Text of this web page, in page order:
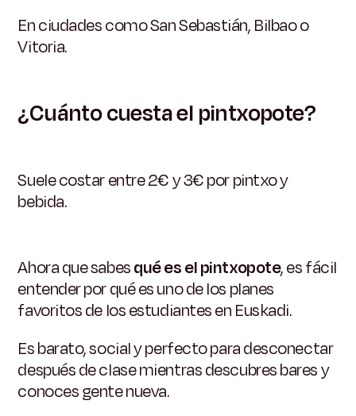
En ciudades como San Sebastián, Bilbao o
Vitoria.
¿Cuánto cuesta el pintxopote?
Suele costar entre 2€ y 3€ por pintxo y
bebida.
Ahora que sabesqué es el pintxopote, es fácil
entender por qué es uno de los planes
favoritos de los estudiantes en Euskadi.
Es barato, social y perfecto para desconectar
después de clase mientras descubres bares y
conoces gente nueva.